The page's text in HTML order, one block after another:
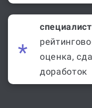
оценка,
доработок